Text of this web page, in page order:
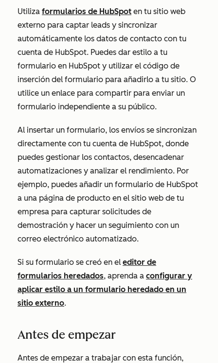
Utiliza formularios de HubSpot en tu sitio web
externo para captar leads y sincronizar
automáticamente los datos de contacto con tu
cuenta de HubSpot. Puedes dar estilo a tu
formulario en HubSpot y utilizar el código de
inserción del formulario para añadirlo a tu sitio. O
utilice un enlace para compartir para enviar un
formulario independiente a su público.
Al insertar un formulario, los envíos se sincronizan
directamente con tu cuenta de HubSpot, donde
puedes gestionar los contactos, desencadenar
automatizaciones y analizar el rendimiento. Por
ejemplo, puedes añadir un formulario de HubSpot
a una página de producto en el sitio web de tu
empresa para capturar solicitudes de
demostración y hacer un seguimiento con un
correo electrónico automatizado.
Si su formulario se creó en el editor de
formularios heredados, aprenda a configurar y
aplicar estilo a un formulario heredado en un
sitio externo.
Antes de empezar
Antes de empezar a trabajar con esta función,